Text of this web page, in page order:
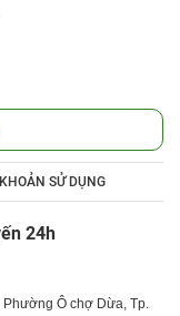
SỬ DỤNG
24h
Ô chợ Dừa, Tp.